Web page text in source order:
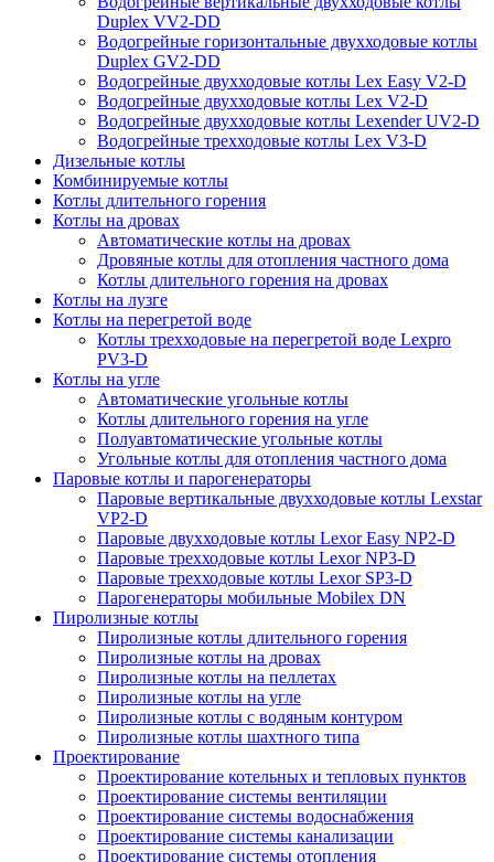
Duplex VV2-DD
Водогрейные горизонтальные двухходовые котлы
Duplex GV2-DD
Водогрейные двухходовые котлы Lex Easy V2-D
Водогрейные двухходовые котлы Lex V2-D
Водогрейные двухходовые котлы Lexender UV2-D
Водогрейные трехходовые котлы Lex V3-D
Дизельные котлы
Комбинируемые котлы
Котлы длительного горения
Котлы на дровах
Автоматические котлы на дровах
Дровяные котлы для отопления частного дома
Котлы длительного горения на дровах
Котлы на лузге
Котлы на перегретой воде
Котлы трехходовые на перегретой воде Lexpro
PV3-D
Котлы на угле
Автоматические угольные котлы
Котлы длительного горения на угле
Полуавтоматические угольные котлы
Угольные котлы для отопления частного дома
Паровые котлы и парогенераторы
Паровые вертикальные двухходовые котлы Lexstar
VP2-D
Паровые двухходовые котлы Lexor Easy NP2-D
Паровые трехходовые котлы Lexor NP3-D
Паровые трехходовые котлы Lexor SP3-D
Парогенераторы мобильные Mobilex DN
Пиролизные котлы
Пиролизные котлы длительного горения
Пиролизные котлы на дровах
Пиролизные котлы на пеллетах
Пиролизные котлы на угле
Пиролизные котлы с водяным контуром
Пиролизные котлы шахтного типа
Проектирование
Проектирование котельных и тепловых пунктов
Проектирование системы вентиляции
Проектирование системы водоснабжения
Проектирование системы канализации
Проектирование системы отопления